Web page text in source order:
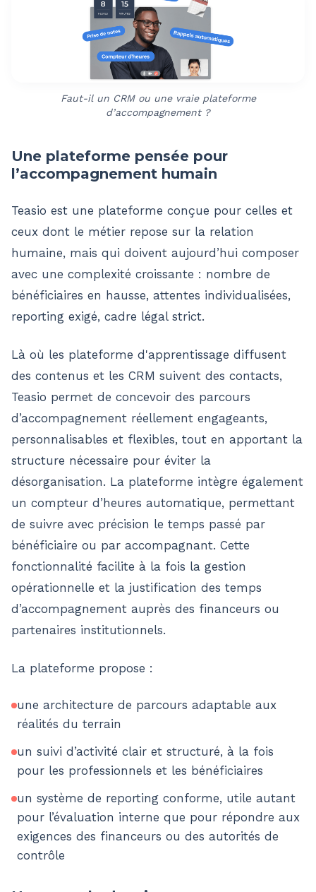
Faut-il un CRM ou une vraie plateforme
d’accompagnement ?
Une plateforme pensée pour
l’accompagnement humain
Teasio est une plateforme conçue pour celles et
ceux dont le métier repose sur la relation
humaine, mais qui doivent aujourd’hui composer
avec une complexité croissante : nombre de
bénéficiaires en hausse, attentes individualisées,
reporting exigé, cadre légal strict.
Là où les plateforme d'apprentissage diffusent
des contenus et les CRM suivent des contacts,
Teasio permet de concevoir des parcours
d’accompagnement réellement engageants,
personnalisables et flexibles, tout en apportant la
structure nécessaire pour éviter la
désorganisation. La plateforme intègre également
un compteur d’heures automatique, permettant
de suivre avec précision le temps passé par
bénéficiaire ou par accompagnant. Cette
fonctionnalité facilite à la fois la gestion
opérationnelle et la justification des temps
d’accompagnement auprès des financeurs ou
partenaires institutionnels.
La plateforme propose :
une architecture de parcours adaptable aux
réalités du terrain
un suivi d’activité clair et structuré, à la fois
pour les professionnels et les bénéficiaires
un système de reporting conforme, utile autant
pour l’évaluation interne que pour répondre aux
exigences des financeurs ou des autorités de
contrôle